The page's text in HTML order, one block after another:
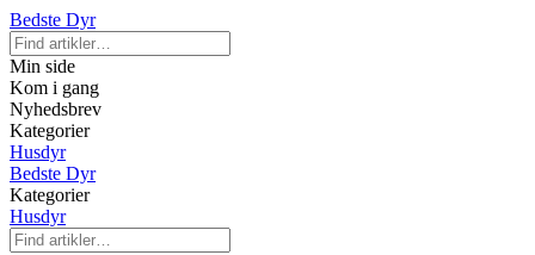
Bedste Dyr
Min side
Kom i gang
Nyhedsbrev
Kategorier
Husdyr
Bedste Dyr
Kategorier
Husdyr